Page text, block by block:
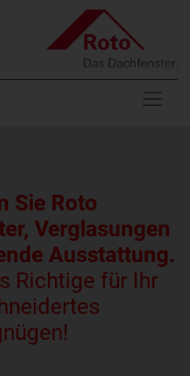
Sie Roto
Verglasungen
Ausstattung.
Richtige für Ihr